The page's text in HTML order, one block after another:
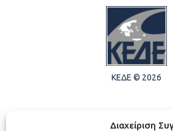
Διαχείριση
ΚΕΔΕ © 2026